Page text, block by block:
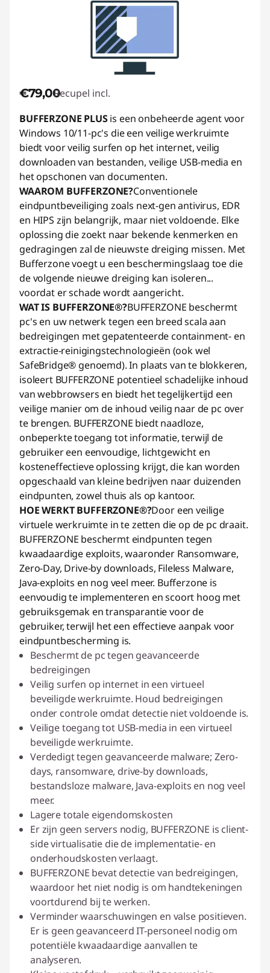
€79,00Recupel incl.
BUFFERZONE PLUSis een onbeheerde agent voor
Windows 10/11-pc's die een veilige werkruimte
biedt voor veilig surfen op het internet, veilig
downloaden van bestanden, veilige USB-media en
het opschonen van documenten.
WAAROM BUFFERZONE?Conventionele
eindpuntbeveiliging zoals next-gen antivirus, EDR
en HIPS zijn belangrijk, maar niet voldoende. Elke
oplossing die zoekt naar bekende kenmerken en
gedragingen zal de nieuwste dreiging missen. Met
Bufferzone voegt u een beschermingslaag toe die
de volgende nieuwe dreiging kan isoleren...
voordat er schade wordt aangericht.
WAT IS BUFFERZONE®?BUFFERZONE beschermt
pc's en uw netwerk tegen een breed scala aan
bedreigingen met gepatenteerde containment- en
extractie-reinigingstechnologieën (ook wel
SafeBridge® genoemd). In plaats van te blokkeren,
isoleert BUFFERZONE potentieel schadelijke inhoud
van webbrowsers en biedt het tegelijkertijd een
veilige manier om de inhoud veilig naar de pc over
te brengen. BUFFERZONE biedt naadloze,
onbeperkte toegang tot informatie, terwijl de
gebruiker een eenvoudige, lichtgewicht en
kosteneffectieve oplossing krijgt, die kan worden
opgeschaald van kleine bedrijven naar duizenden
eindpunten, zowel thuis als op kantoor.
HOE WERKT BUFFERZONE®?Door een veilige
virtuele werkruimte in te zetten die op de pc draait.
BUFFERZONE beschermt eindpunten tegen
kwaadaardige exploits, waaronder Ransomware,
Zero-Day, Drive-by downloads, Fileless Malware,
Java-exploits en nog veel meer. Bufferzone is
eenvoudig te implementeren en scoort hoog met
gebruiksgemak en transparantie voor de
gebruiker, terwijl het een effectieve aanpak voor
eindpuntbescherming is.
Beschermt de pc tegen geavanceerde
bedreigingen
Veilig surfen op internet in een virtueel
beveiligde werkruimte. Houd bedreigingen
onder controle omdat detectie niet voldoende is.
Veilige toegang tot USB-media in een virtueel
beveiligde werkruimte.
Verdedigt tegen geavanceerde malware; Zero-
days, ransomware, drive-by downloads,
bestandsloze malware, Java-exploits en nog veel
meer.
Lagere totale eigendomskosten
Er zijn geen servers nodig, BUFFERZONE is client-
side virtualisatie die de implementatie- en
onderhoudskosten verlaagt.
BUFFERZONE bevat detectie van bedreigingen,
waardoor het niet nodig is om handtekeningen
voortdurend bij te werken.
Verminder waarschuwingen en valse positieven.
Er is geen geavanceerd IT-personeel nodig om
potentiële kwaadaardige aanvallen te
analyseren.